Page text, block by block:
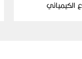
الكيميائي